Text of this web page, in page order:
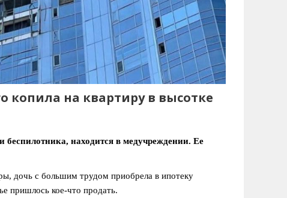
копила на квартиру в высотке
находится в медучреждении. Ее
дочь с большим трудом приобрела в ипотеку
пришлось кое-что продать.